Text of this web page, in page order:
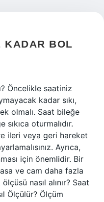
KADAR BOL
Öncelikle saatiniz
kadar sıkı,
olmalı. Saat bileğe
sıkıca oturmalıdır.
ileri veya geri hareket
Ayrıca,
için önemlidir. Bir
ve cam daha fazla
nasıl alınır? Saat
Ölçülür? Ölçüm